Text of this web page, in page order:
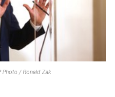
/ Ronald Zak